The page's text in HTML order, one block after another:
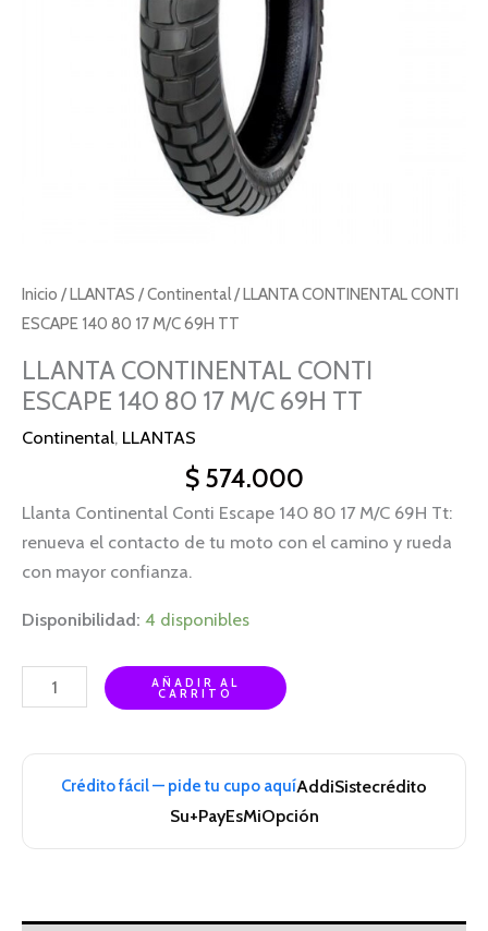
Inicio /LLANTAS /Continental/ LLANTA CONTINENTAL CONTI
ESCAPE 140 80 17 M/C 69H TT
LLANTA CONTINENTAL CONTI
ESCAPE 140 80 17 M/C 69H TT
Continental, LLANTAS
$574.000
Llanta Continental Conti Escape 140 80 17 M/C 69H Tt:
renueva el contacto de tu moto con el camino y rueda
con mayor confianza.
Disponibilidad: 4 disponibles
AÑADIR AL
CARRITO
Crédito fácil — pide tu cupo aquíAddiSistecrédito
Su+PayEsMiOpción